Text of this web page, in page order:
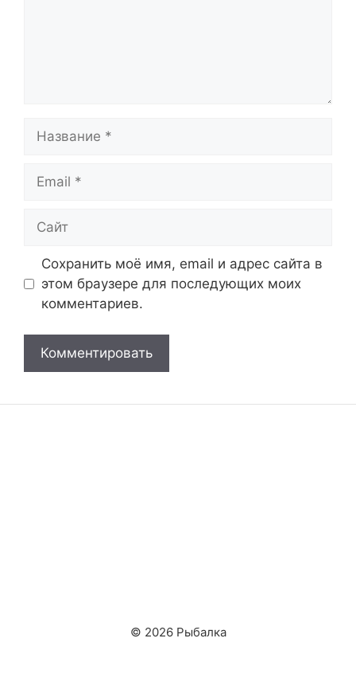
Название
Email
Сайт
Сохранить моё имя, email и адрес сайта в
этом браузере для последующих моих
комментариев.
© 2026 Рыбалка